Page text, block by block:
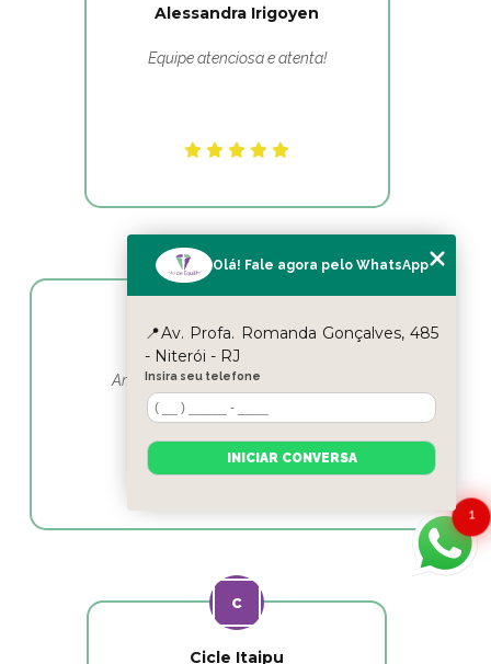
Alessandra Irigoyen
Equipe atenciosa e atenta!
Yasmin Moura
Amo esse lugar e as profissionais em
fisioterapia as melhores
Cicle Itaipu
1
Olá! Fale agora pelo WhatsApp
📍Av. Profa. Romanda Gonçalves, 485
- Niterói - RJ
Insira seu telefone
INICIAR CONVERSA